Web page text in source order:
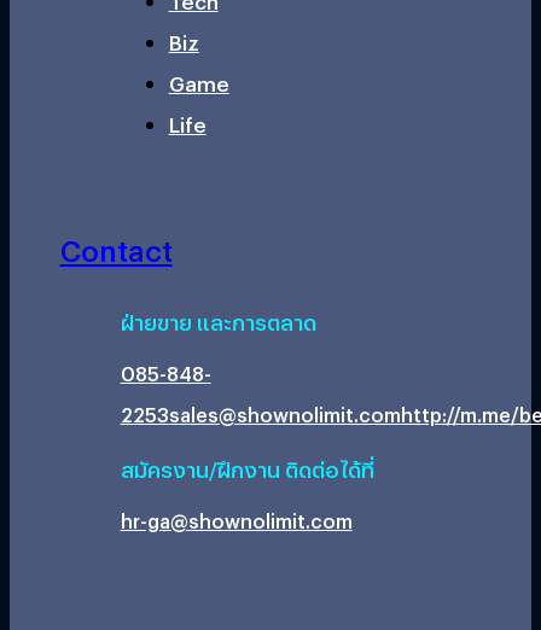
Biz
Game
Life
Contact
ฝ่ายขาย และการตลาด
085-848-
2253sales@shownolimit.comhttp://m.me/
สมัครงาน/ฝึกงาน ติดต่อได้ที่
hr-ga@shownolimit.com